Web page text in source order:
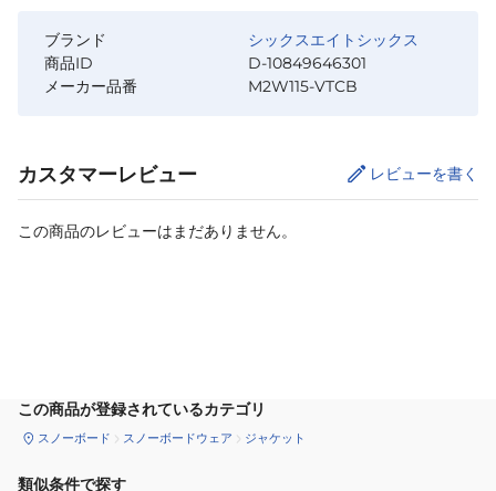
ブランド
シックスエイトシックス
商品ID
D-10849646301
メーカー品番
M2W115-VTCB
カスタマーレビュー レビューを書く
この商品のレビューはまだありません。
この商品が登録されているカテゴリ
スノーボード スノーボードウェア ジャケット
類似条件で探す